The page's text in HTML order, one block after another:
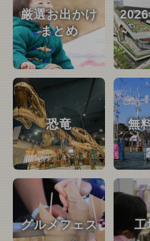
厳選お出かけ
まとめ
恐竜 無
グルメフェス 工